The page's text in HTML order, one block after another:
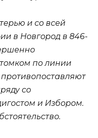
и со всей
в Новгород в 846-
по линии
со
и Избором.